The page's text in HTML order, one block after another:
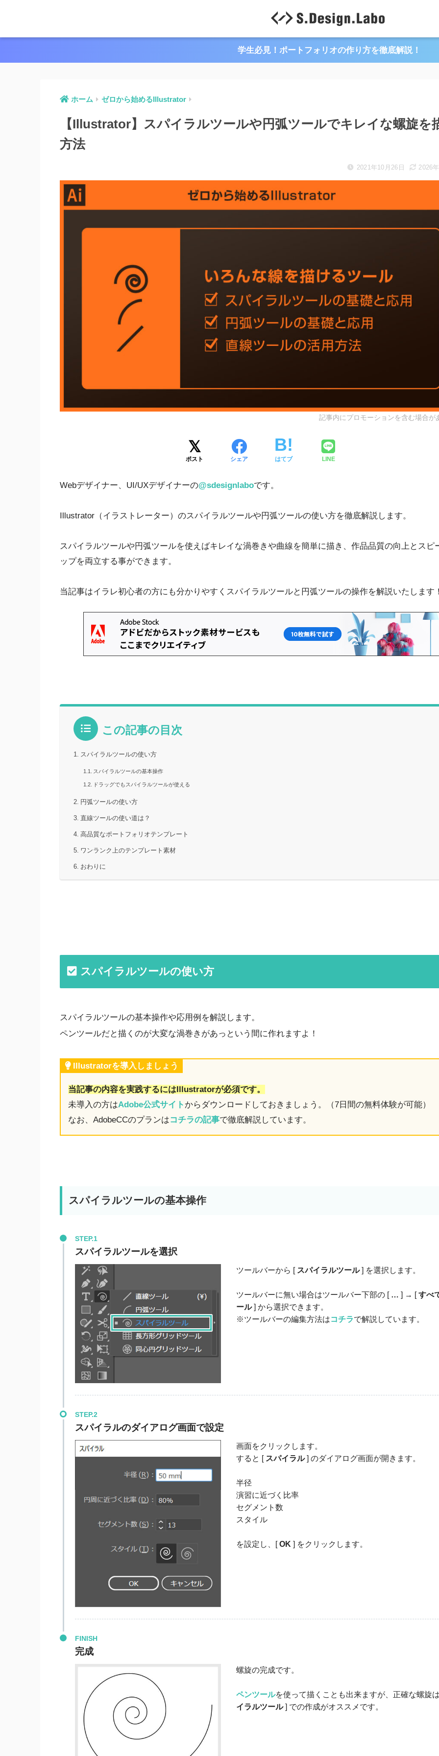
学生必見！ポートフォリオの作り方を徹底解説！
ホーム ゼロから始めるIllustrator
【Illustrator】スパイラルツールや円弧ツールでキレイな螺旋を
方法
2021年10月26日 2026
記事内にプロモーションを含む場合が
ポスト シェア はてブ LINE
Webデザイナー、UI/UXデザイナーの@sdesignlaboです。
Illustrator（イラストレーター）のスパイラルツールや円弧ツールの使い方を徹底解説します。
スパイラルツールや円弧ツールを使えばキレイな渦巻きや曲線を簡単に描き、作品品質の向上とスピ
ップを両立する事ができます。
当記事はイラレ初心者の方にも分かりやすくスパイラルツールと円弧ツールの操作を解説いたします
この記事の目次
スパイラルツールの使い方
スパイラルツールの基本操作
ドラッグでもスパイラルツールが使える
円弧ツールの使い方
直線ツールの使い道は？
高品質なポートフォリオテンプレート
ワンランク上のテンプレート素材
おわりに
スパイラルツールの使い方
スパイラルツールの基本操作や応用例を解説します。
ペンツールだと描くのが大変な渦巻きがあっという間に作れますよ！
Illustratorを導入しましょう
当記事の内容を実践するにはIllustratorが必須です。
未導入の方はAdobe公式サイト からダウンロードしておきましょう。
（7日間の無料体験が可能）
なお、AdobeCCのプランはコチラの記事で徹底解説しています。
スパイラルツールの基本操作
STEP.1
スパイラルツールを選択
ツールバーから [ スパイラルツール] を選択します。
ツールバーに無い場合はツールバー下部の [ … ] → [すべ
ール] から選択できます。
※ツールバーの編集方法はコチラで解説しています。
STEP.2
スパイラルのダイアログ画面で設定
画面をクリックします。
すると [ スパイラル] のダイアログ画面が開きます。
半径
演習に近づく比率
セグメント数
スタイル
を設定し、[OK ] をクリックします。
FINISH
完成
螺旋の完成です。
ペンツールを使って描くことも出来ますが、正確な螺旋
イラルツール] での作成がオススメです。